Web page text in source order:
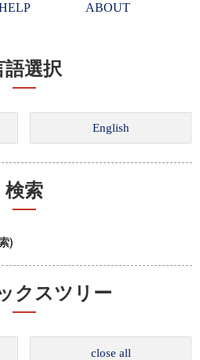
ABOUT
語選択
検索
)
クスツリー
close all